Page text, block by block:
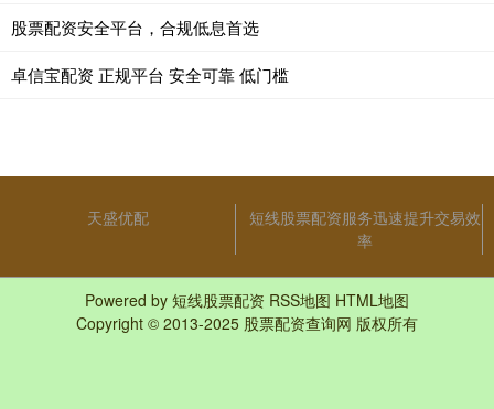
股票配资安全平台，合规低息首选
卓信宝配资 正规平台 安全可靠 低门槛
天盛优配
短线股票配资服务迅速提升交易效
率
Powered by 短线股票配资 RSS地图 HTML地图
Copyright © 2013-2025 股票配资查询网 版权所有